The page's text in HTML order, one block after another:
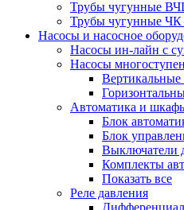
Трубы чугунные
Трубы чугунные ЧК
Насосы и насосное
Насосы ин-лайн с
Насосы
Вертикальные
Автоматика и
Блок
Блок
Выключатели
Комплекты
Показать все
Реле давления